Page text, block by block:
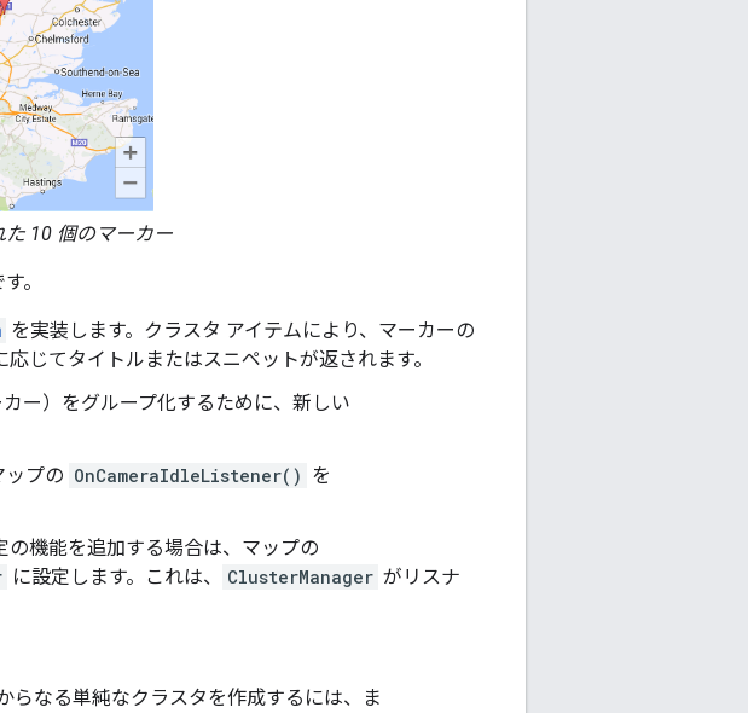
10 個のマーカー
。
を実装します。クラスタ アイテムにより、マーカーの
じてタイトルまたはスニペットが返されます。
ー）をグループ化するために、新しい
ップの OnCameraIdleListener() を
機能を追加する場合は、マップの
に設定します。これは、 ClusterManager がリスナ
らなる単純なクラスタを作成するには、ま